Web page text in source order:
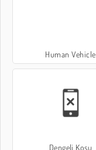
Human Vehicle
Dengeli Koşu